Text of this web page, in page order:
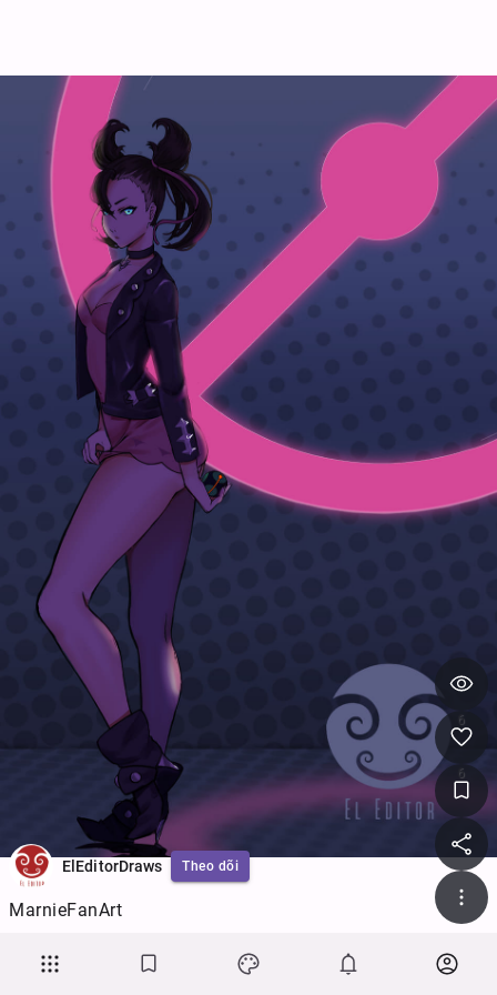
ElEditorDraws Theo dõi
MarnieFanArt
6
6